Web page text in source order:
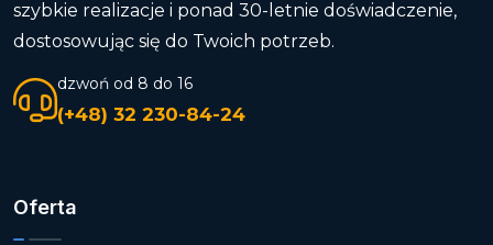
szybkie realizacje i ponad 30-letnie doświadczenie,
dostosowując się do Twoich potrzeb.
dzwoń od 8 do 16
(+48) 32 230-84-24
Oferta